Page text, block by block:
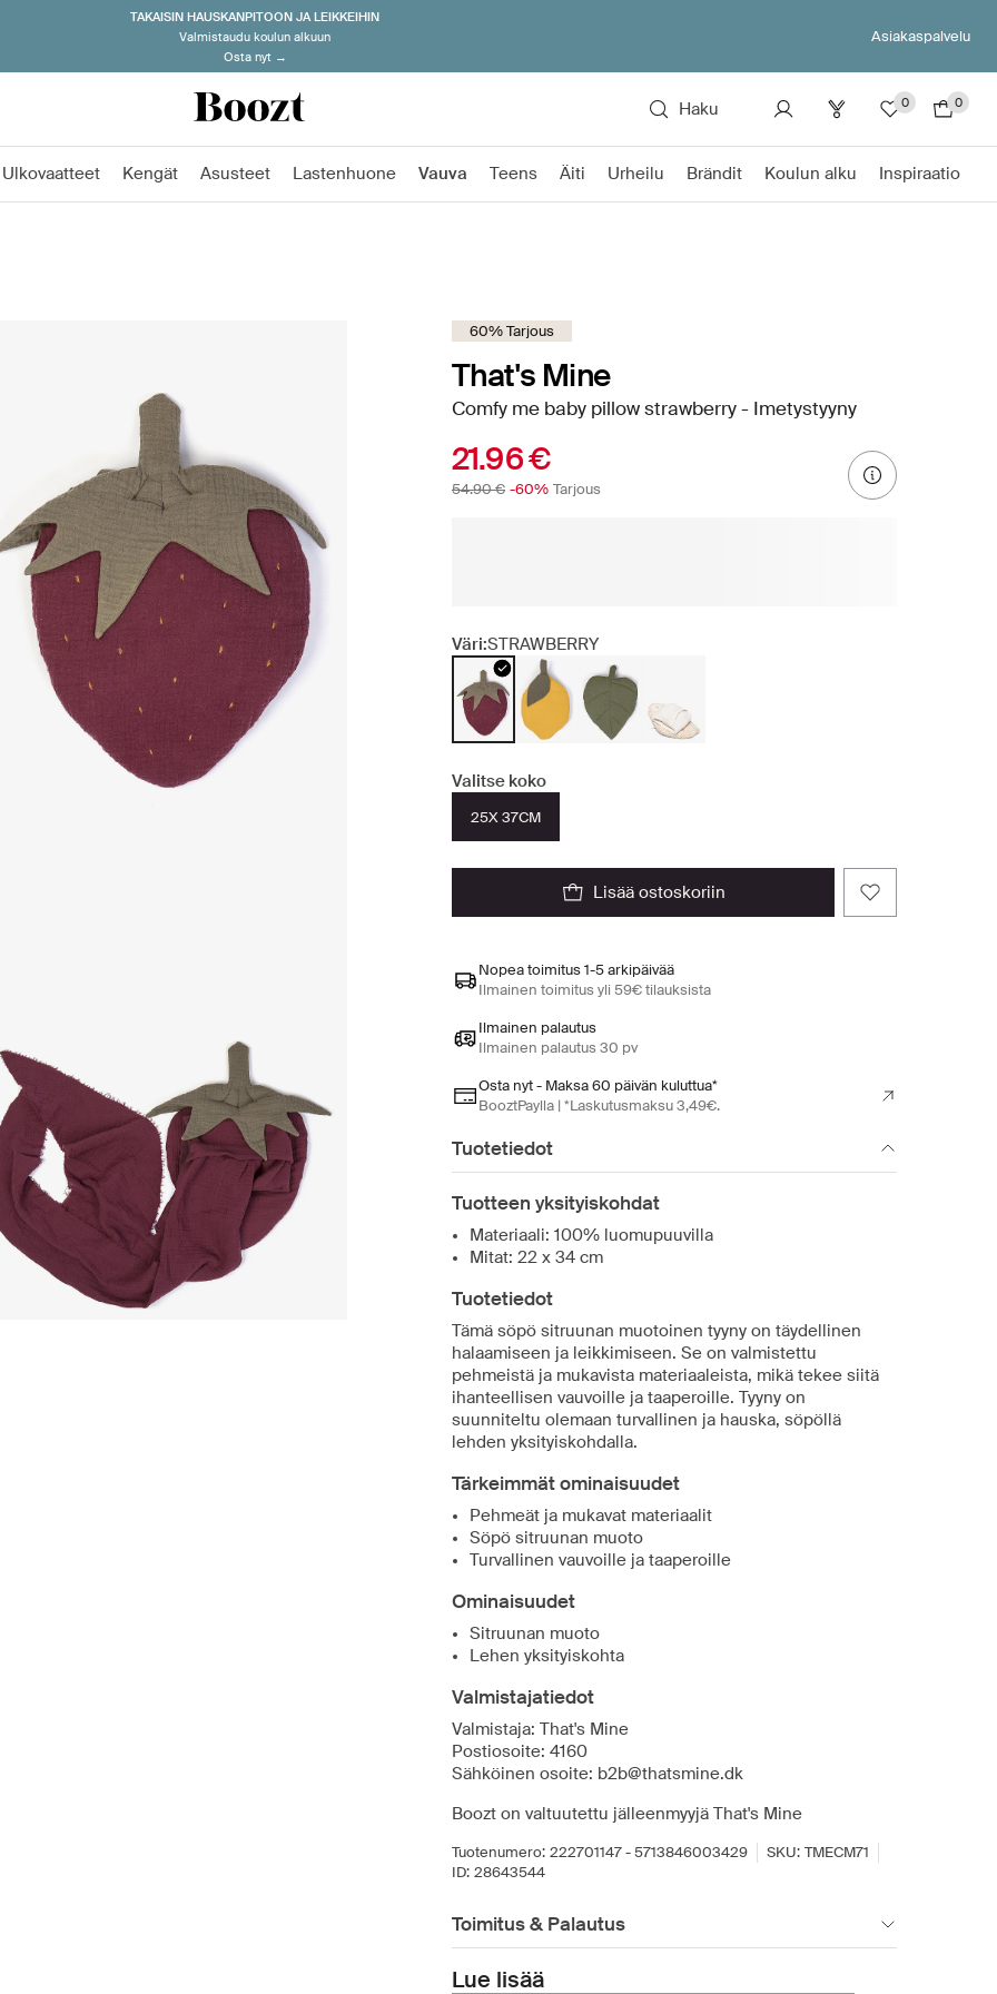
TAKAISIN HAUSKANPITOON JA LEIKKEIHIN
Valmistaudu koulun alkuun
Osta nyt →
Asiakaspalvelu
Haku 0 0
Ulkovaatteet Kengät Asusteet Lastenhuone Vauva Teens Äiti Urheilu Brändit Koulun alku Inspiraatio
60% Tarjous
That's Mine
Comfy me baby pillow strawberry - Imetystyyny
21.96 €
54.90 € -60% Tarjous
Väri:STRAWBERRY
Valitse koko
25X 37CM
lisää ostoskoriin
Nopea toimitus 1-5 arkipäivää
Ilmainen toimitus yli 59€ tilauksista
Ilmainen palautus
Ilmainen palautus 30 pv
Osta nyt - Maksa 60 päivän kuluttua*
BooztPaylla | *Laskutusmaksu 3,49€.
Tuotetiedot
Tuotteen yksityiskohdat
Materiaali: 100% luomupuuvilla
Mitat: 22 x 34 cm
Tuotetiedot
Tämä söpö sitruunan muotoinen tyyny on täydellinen
halaamiseen ja leikkimiseen. Se on valmistettu
pehmeistä ja mukavista materiaaleista, mikä tekee siitä
ihanteellisen vauvoille ja taaperoille. Tyyny on
suunniteltu olemaan turvallinen ja hauska, söpöllä
lehden yksityiskohdalla.
Tärkeimmät ominaisuudet
Pehmeät ja mukavat materiaalit
Söpö sitruunan muoto
Turvallinen vauvoille ja taaperoille
Ominaisuudet
Sitruunan muoto
Lehen yksityiskohta
Valmistajatiedot
Valmistaja: That's Mine
Postiosoite: 4160
Sähköinen osoite: b2b@thatsmine.dk
Boozt on valtuutettu jälleenmyyjä That's Mine
Tuotenumero: 222701147 - 5713846003429 SKU: TMECM71
ID: 28643544
Toimitus & Palautus
Lue lisää